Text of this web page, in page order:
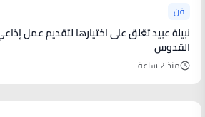
فن
نبيلة عبيد تعّلق على اختيارها لتقديم عمل
القدوس
منذ 2 ساعة